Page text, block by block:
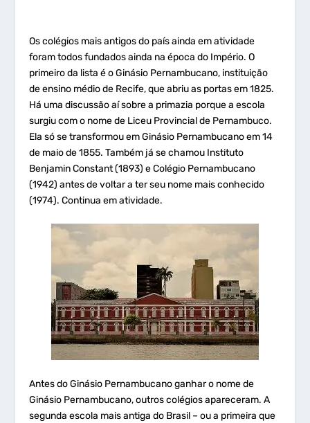
Os colégios mais antigos do país ainda em atividade
foram todos fundados ainda na época do Império. O
primeiro da lista é o Ginásio Pernambucano, instituição
de ensino médio de Recife, que abriu as portas em 1825.
Há uma discussão aí sobre a primazia porque a escola
surgiu com o nome de Liceu Provincial de Pernambuco.
Ela só se transformou em Ginásio Pernambucano em 14
de maio de 1855. Também já se chamou Instituto
Benjamin Constant (1893) e Colégio Pernambucano
(1942) antes de voltar a ter seu nome mais conhecido
(1974). Continua em atividade.
Antes do Ginásio Pernambucano ganhar o nome de
Ginásio Pernambucano, outros colégios apareceram. A
segunda escola mais antiga do Brasil – ou a primeira que